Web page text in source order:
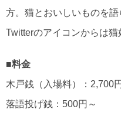
方。猫とおいしいものを語
Twitterのアイコンからは猫
■料金
木戸銭（入場料）：2,700円
落語投げ銭：500円～